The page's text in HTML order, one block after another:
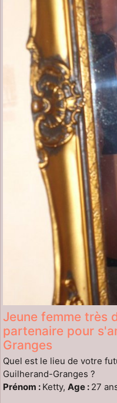
Jeune femme très
partenaire pour
Granges
Quel est le lieu de votre
Guilherand-Granges ?
Prénom : Ketty, Age : 27